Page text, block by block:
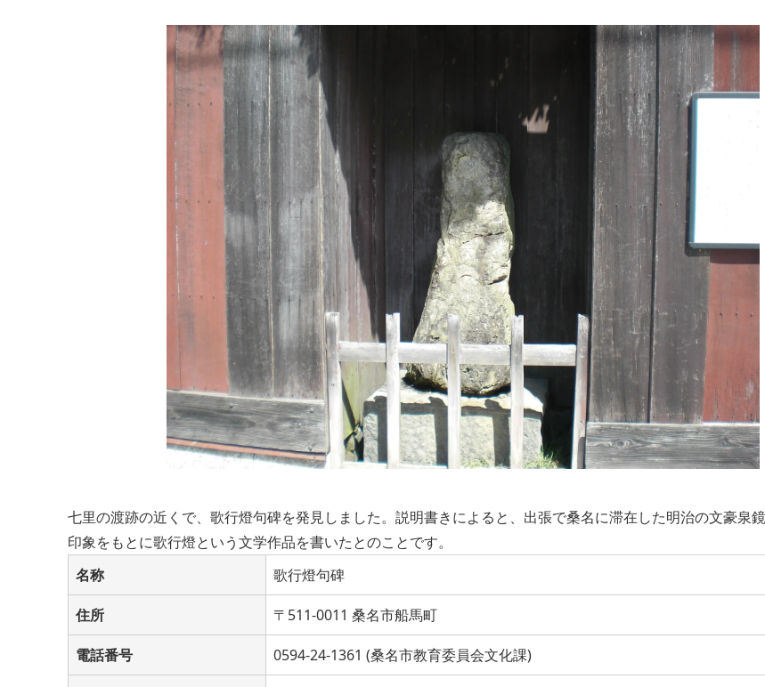
七里の渡跡の近くで、歌行燈句碑を発見しました。説明書きによると、出張で桑名に滞在した明治の文豪泉
印象をもとに歌行燈という文学作品を書いたとのことです。
名称
歌行燈句碑
住所 〒511-0011 桑名市船馬町
電話番号 0594-24-1361 (桑名市教育委員会文化課)